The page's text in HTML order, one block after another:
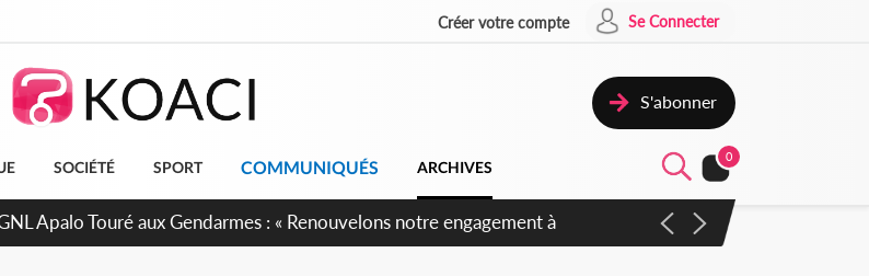
Créer votre compte Se Connecter
S'abonner
SOCIÉTÉ SPORT COMMUNIQUÉS ARCHIVES
0
constitutionnelle en gestation, points clés des amendements, un exclu